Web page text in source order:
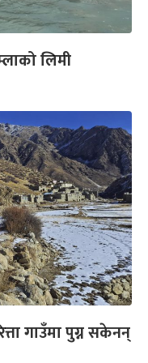
लिमी
गाउँमा पुग्न सकेनन्